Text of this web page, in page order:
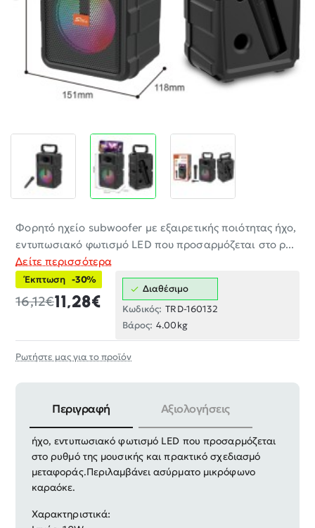
Φορητό ηχείο subwoofer με εξαιρετικής ποιότητας ήχο,
εντυπωσιακό φωτισμό LED που προσαρμόζεται στο ρ...
Δείτε περισσότερα
Έκπτωση -30%
11,28€
16,12€
Διαθέσιμο
Κωδικός: TRD-160132
Βάρος: 4.00kg
Ρωτήστε μας για το προϊόν
Περιγραφή Αξιολογήσεις
Φορητό ηχείο subwoofer με εξαιρετικής ποιότητας
ήχο, εντυπωσιακό φωτισμό LED που προσαρμόζεται
στο ρυθμό της μουσικής και πρακτικό σχεδιασμό
μεταφοράς.Περιλαμβάνει ασύρματo μικρόφωνo
καραόκε.
Χαρακτηριστικά: